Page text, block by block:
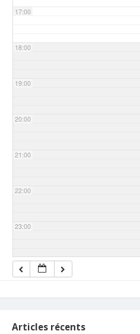
17:00
18:00
19:00
20:00
21:00
22:00
23:00
Articles récents